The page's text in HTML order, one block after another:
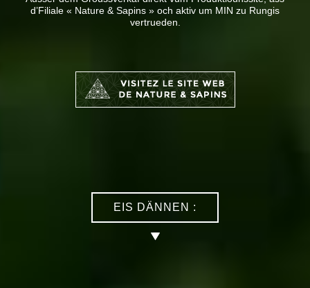
d’Filiale « Nature & Sapins » och aktiv um MIN zu Rungis
vertrueden.
EIS DÄNNEN :